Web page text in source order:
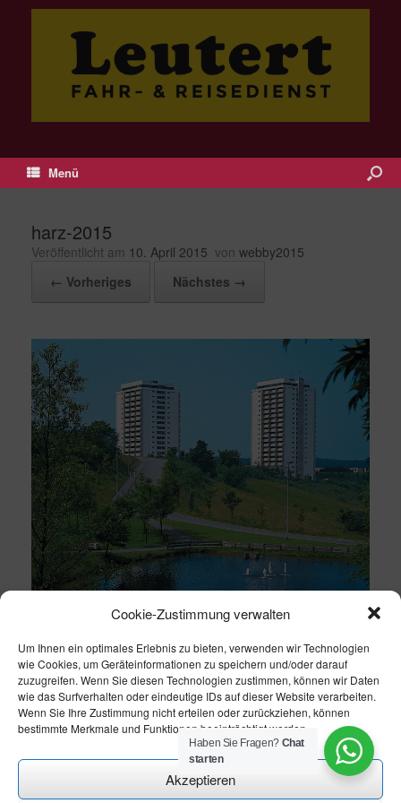
Cookie-Zustimmung verwalten
Um Ihnen ein optimales Erlebnis zu bieten, verwenden wir Technologien
wie Cookies, um Geräteinformationen zu speichern und/oder darauf
zuzugreifen. Wenn Sie diesen Technologien zustimmen, können wir Daten
wie das Surfverhalten oder eindeutige IDs auf dieser Website verarbeiten.
Wenn Sie Ihre Zustimmung nicht erteilen oder zurückziehen, können
bestimmte Merkmale und Funktionen beeinträchtigt werden.
Akzeptieren
Menü
harz-2015
Veröffentlicht am 10. April 2015 von webby2015
← Vorheriges
Nächstes →
Haben Sie Fragen? Chat
starten